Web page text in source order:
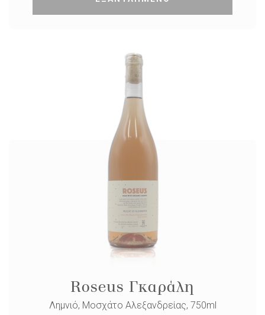
Roseus Γκαράλη
Λημνιό, Μοσχάτο Αλεξανδρείας, 750ml